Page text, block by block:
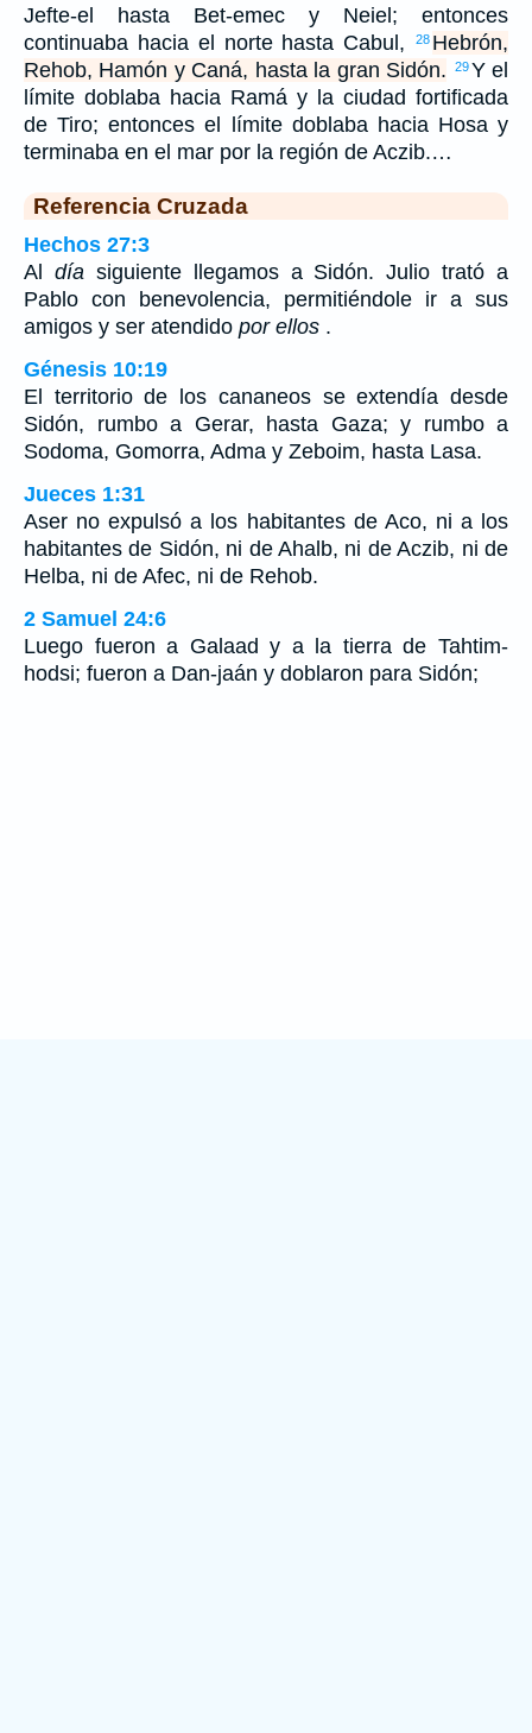
Jefte-el hasta Bet-emec y Neiel; entonces
continuaba hacia el norte hasta Cabul,
28 Hebrón,
Rehob, Hamón y Caná, hasta la gran Sidón.
29 Y el
límite doblaba hacia Ramá y la ciudad fortificada
de Tiro; entonces el límite doblaba hacia Hosa y
terminaba en el mar por la región de Aczib.…
Referencia Cruzada
Hechos 27:3
Al día siguiente llegamos a Sidón. Julio trató a
Pablo con benevolencia, permitiéndole ir a sus
amigos y ser atendido por ellos .
Génesis 10:19
El territorio de los cananeos se extendía desde
Sidón, rumbo a Gerar, hasta Gaza; y rumbo a
Sodoma, Gomorra, Adma y Zeboim, hasta Lasa.
Jueces 1:31
Aser no expulsó a los habitantes de Aco, ni a los
habitantes de Sidón, ni de Ahalb, ni de Aczib, ni de
Helba, ni de Afec, ni de Rehob.
2 Samuel 24:6
Luego fueron a Galaad y a la tierra de Tahtim-
hodsi; fueron a Dan-jaán y doblaron para Sidón;